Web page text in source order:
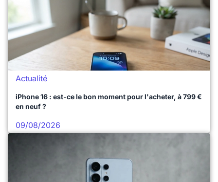
Actualité
iPhone 16 : est-ce le bon moment pour l'acheter, à 799 €
en neuf ?
09/08/2026